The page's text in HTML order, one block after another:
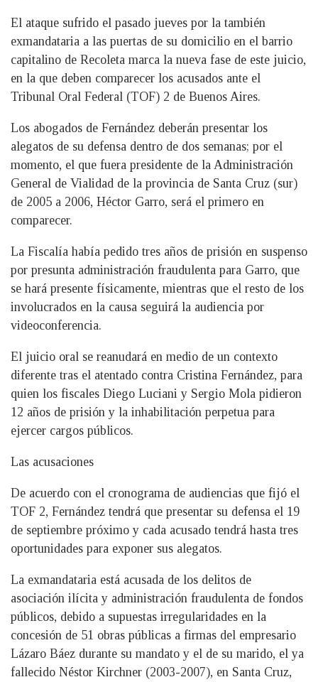
El ataque sufrido el pasado jueves por la también
exmandataria a las puertas de su domicilio en el barrio
capitalino de Recoleta marca la nueva fase de este juicio,
en la que deben comparecer los acusados ante el
Tribunal Oral Federal (TOF) 2 de Buenos Aires.
Los abogados de Fernández deberán presentar los
alegatos de su defensa dentro de dos semanas; por el
momento, el que fuera presidente de la Administración
General de Vialidad de la provincia de Santa Cruz (sur)
de 2005 a 2006, Héctor Garro, será el primero en
comparecer.
La Fiscalía había pedido tres años de prisión en suspenso
por presunta administración fraudulenta para Garro, que
se hará presente físicamente, mientras que el resto de los
involucrados en la causa seguirá la audiencia por
videoconferencia.
El juicio oral se reanudará en medio de un contexto
diferente tras el atentado contra Cristina Fernández, para
quien los fiscales Diego Luciani y Sergio Mola pidieron
12 años de prisión y la inhabilitación perpetua para
ejercer cargos públicos.
Las acusaciones
De acuerdo con el cronograma de audiencias que fijó el
TOF 2, Fernández tendrá que presentar su defensa el 19
de septiembre próximo y cada acusado tendrá hasta tres
oportunidades para exponer sus alegatos.
La exmandataria está acusada de los delitos de
asociación ilícita y administración fraudulenta de fondos
públicos, debido a supuestas irregularidades en la
concesión de 51 obras públicas a firmas del empresario
Lázaro Báez durante su mandato y el de su marido, el ya
fallecido Néstor Kirchner (2003-2007), en Santa Cruz,